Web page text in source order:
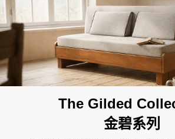
新竹大雅店
苗栗尚順店
台中家樂店
台中廣三SOGO
The Gilded
金碧系列